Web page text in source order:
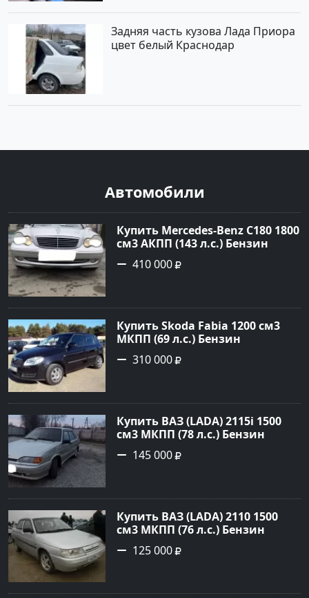
Задняя часть кузова Лада Приора
цвет белый Краснодар
Автомобили
Купить Mercedes-Benz C180 1800
см3 АКПП (143 л.с.) Бензин
инжектор в Тимашевск : цвет
Серебряный Седан 2006 года по
Авторынок23
410 000
Купить Skoda Fabia 1200 см3
МКПП (69 л.с.) Бензин
инжектор в Кропоткин: цвет
черный Хетчбэк 2010 года по
Авторынок23
310 000
Купить ВАЗ (LADA) 2115i 1500
см3 МКПП (78 л.с.) Бензин
инжектор в Брюховецкая: цвет
Золотой Седан 2003 года по
Авторынок23
145 000
Купить ВАЗ (LADA) 2110 1500
см3 МКПП (76 л.с.) Бензин
инжектор в Новороссийск:
цвет белый Седан 2004 года по
Авторынок23
125 000